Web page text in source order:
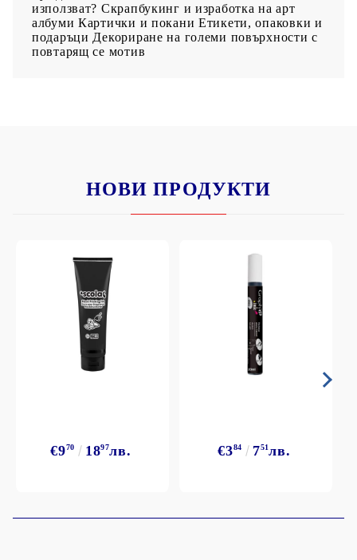
използват? Скрапбукинг и изработка на арт
албуми Картички и покани Етикети, опаковки и
подаръци Декориране на големи повърхности с
повтарящ се мотив
НОВИ ПРОДУКТИ
€970 1897лв. €384 751лв.